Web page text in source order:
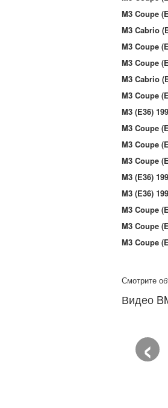
M3 Coupe
M3 Cabrio
M3 Coupe
M3 Coupe
M3 Cabrio
M3 Coupe
M3 (E36)
M3 Coupe
M3 Coupe
M3 Coupe
M3 (E36)
M3 (E36)
M3 Coupe
M3 Coupe
M3 Coupe
Смотрите
Видео
‹